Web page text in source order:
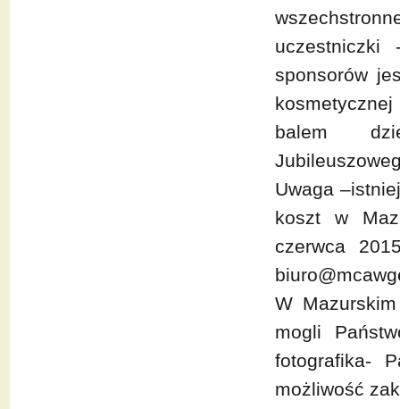
sponsorów
balem
Uwaga
koszt w
czerwca
W
mogli
fotografika-
możliwość